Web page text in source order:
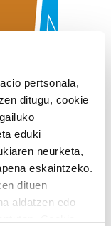
pertsonala,
ditugu, cookie
eduki
neurketa,
eskaintzeko.
dituen
aldatzen edo